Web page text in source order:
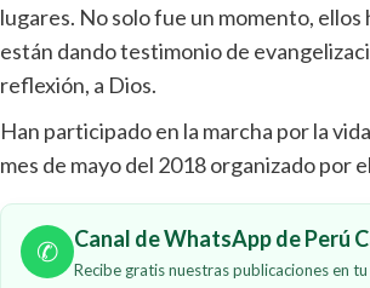
lugares. No solo fue un momento,
están dando testimonio de
reflexión, a Dios.
Han participado en la marcha por la vida
mes de mayo del 2018 organizado por
✆ Canal de WhatsApp de Perú
Recibe gratis nuestras publicaciones en